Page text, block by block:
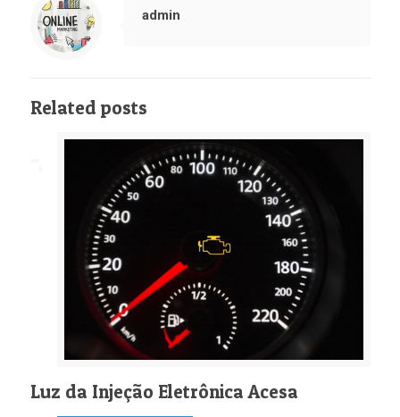
admin
Related posts
Luz da Injeção Eletrônica Acesa